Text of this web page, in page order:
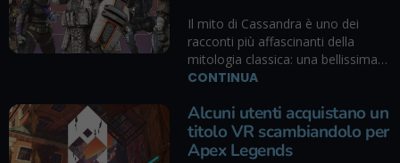
Il mito di Cassandra è uno dei
racconti più affascinanti della
mitologia classica: una bellissima…
CONTINUA
Alcuni utenti acquistano un
titolo VR scambiandolo per
Apex Legends